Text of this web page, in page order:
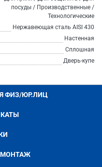
посуды / Производственные /
Технологические
Нержавеющая сталь AISI 430
Настенная
Сплошная
Дверь-купе
ФИЗ/ЮР.ЛИЦ
МОНТАЖ